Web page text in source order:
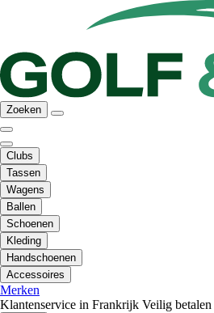
Zoeken
Clubs
Tassen
Wagens
Ballen
Schoenen
Kleding
Handschoenen
Accessoires
Merken
Klantenservice in Frankrijk Veilig betalen